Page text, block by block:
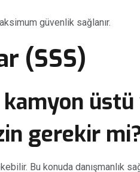
güvenlik sağlanır.
(SSS)
üstü
gerekir
Bu konuda danışmanlık